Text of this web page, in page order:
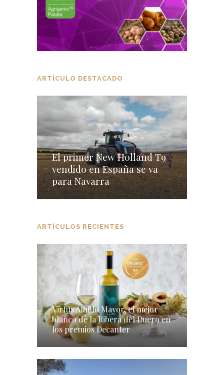
ARTÍCULO DESTACADO
El primer New Holland T9
vendido en España se va
para Navarra
ARTÍCULOS RECIENTES
Virtus Albillo Mayor, el mejor
blanco de la Ribera del Duero en
los premios Decanter